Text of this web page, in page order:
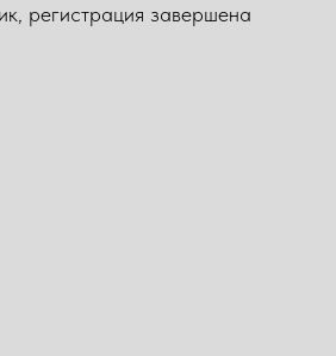
регистрация завершена